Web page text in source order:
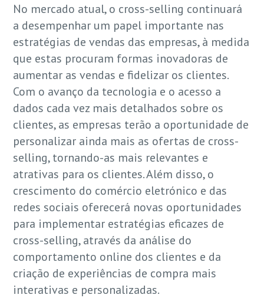
No mercado atual, o cross-selling continuará
a desempenhar um papel importante nas
estratégias de vendas das empresas, à medida
que estas procuram formas inovadoras de
aumentar as vendas e fidelizar os clientes.
Com o avanço da tecnologia e o acesso a
dados cada vez mais detalhados sobre os
clientes, as empresas terão a oportunidade de
personalizar ainda mais as ofertas de cross-
selling, tornando-as mais relevantes e
atrativas para os clientes. Além disso, o
crescimento do comércio eletrónico e das
redes sociais oferecerá novas oportunidades
para implementar estratégias eficazes de
cross-selling, através da análise do
comportamento online dos clientes e da
criação de experiências de compra mais
interativas e personalizadas.